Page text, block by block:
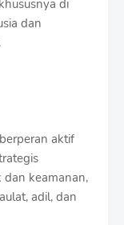
di
dan
aktif
keamanan,
adil, dan